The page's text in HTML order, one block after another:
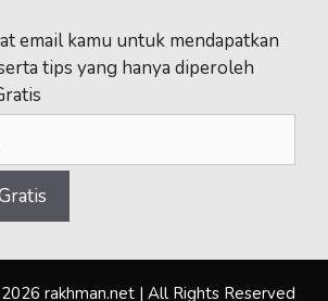
email kamu untuk mendapatkan
tips yang hanya diperoleh
rakhman.net | All Rights Reserved